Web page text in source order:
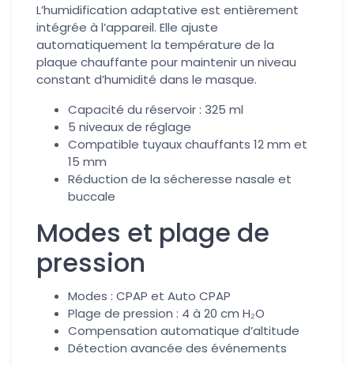
L’humidification adaptative est entièrement
intégrée à l’appareil. Elle ajuste
automatiquement la température de la
plaque chauffante pour maintenir un niveau
constant d’humidité dans le masque.
Capacité du réservoir : 325 ml
5 niveaux de réglage
Compatible tuyaux chauffants 12 mm et
15 mm
Réduction de la sécheresse nasale et
buccale
Modes et plage de
pression
Modes : CPAP et Auto CPAP
Plage de pression : 4 à 20 cm H₂O
Compensation automatique d’altitude
Détection avancée des événements